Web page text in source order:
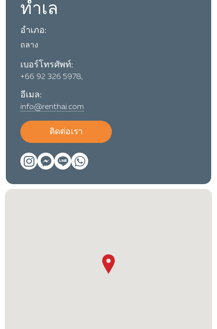
ทำเล
อำเภอ:
ถลาง
เบอร์โทรศัพท์:
+66 92 326 5978,
อีเมล:
info@renthai.com
ติดต่อเรา